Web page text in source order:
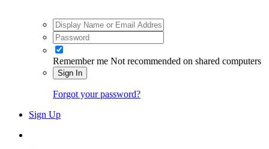
Remember me Not recommended on shared computers
Sign In
Forgot your password?
Sign Up